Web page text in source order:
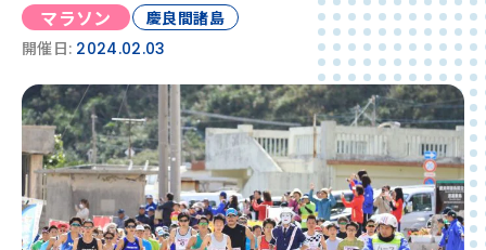
マラソン
慶良間諸島
開催日: 2024.02.03